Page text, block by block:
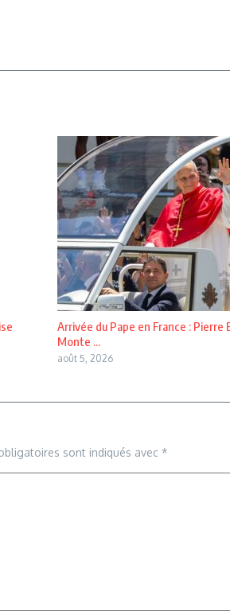
Arrivée du Pape en France :
Monte ...
août 5, 2026
sont indiqués avec *